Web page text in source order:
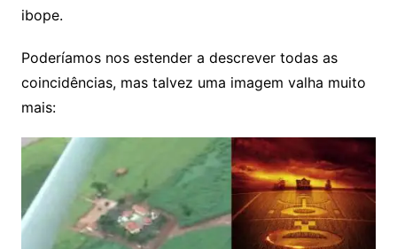
ibope.
Poderíamos nos estender a descrever todas as
coincidências, mas talvez uma imagem valha muito
mais: